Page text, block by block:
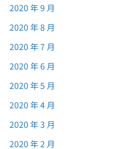
2020 年 9 月
2020 年 8 月
2020 年 7 月
2020 年 6 月
2020 年 5 月
2020 年 4 月
2020 年 3 月
2020 年 2 月